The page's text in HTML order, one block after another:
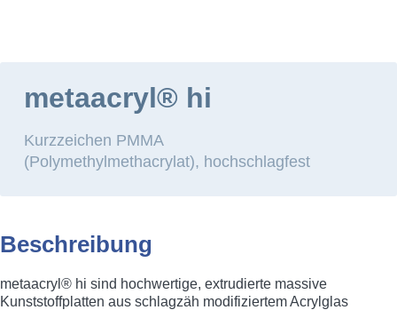
metaacryl® hi
Kurzzeichen PMMA
(Polymethylmethacrylat), hochschlagfest
Beschreibung
metaacryl® hi sind hochwertige, extrudierte massive
Kunststoffplatten aus schlagzäh modifiziertem Acrylglas